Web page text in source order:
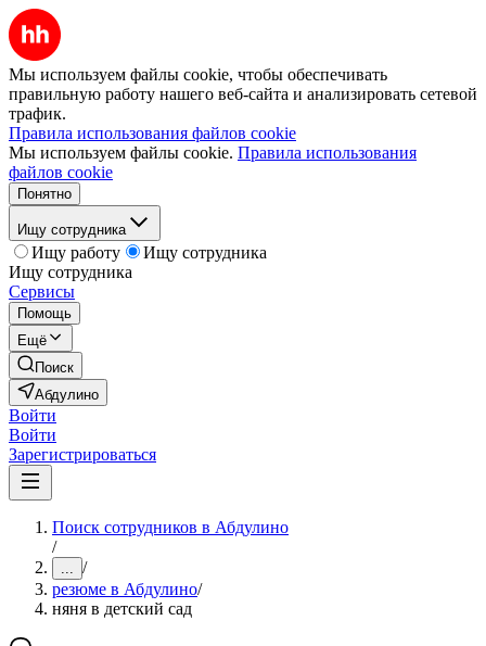
Мы используем файлы cookie, чтобы обеспечивать
правильную работу нашего веб-сайта и анализировать сетевой
трафик.
Правила использования файлов cookie
Мы используем файлы cookie. Правила использования
файлов cookie
Понятно
Ищу сотрудника
Ищу работу
Ищу сотрудника
Ищу сотрудника
Сервисы
Помощь
Ещё
Поиск
Абдулино
Войти
Войти
Зарегистрироваться
Поиск сотрудников в Абдулино
/
... /
резюме в Абдулино/
няня в детский сад